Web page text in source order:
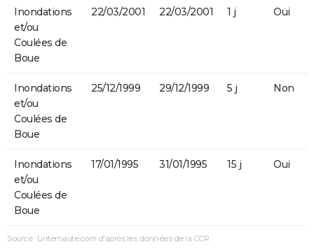
Inondations
et/ou
Coulées de
Boue
22/03/2001 22/03/2001 1 j Oui
Inondations
et/ou
Coulées de
Boue
25/12/1999 29/12/1999 5 j Non
Inondations
et/ou
Coulées de
Boue
17/01/1995 31/01/1995 15 j Oui
Source : Linternaute.com d'après les données de la CCR